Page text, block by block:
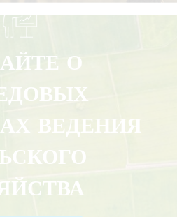
О
ВЕДЕНИЯ